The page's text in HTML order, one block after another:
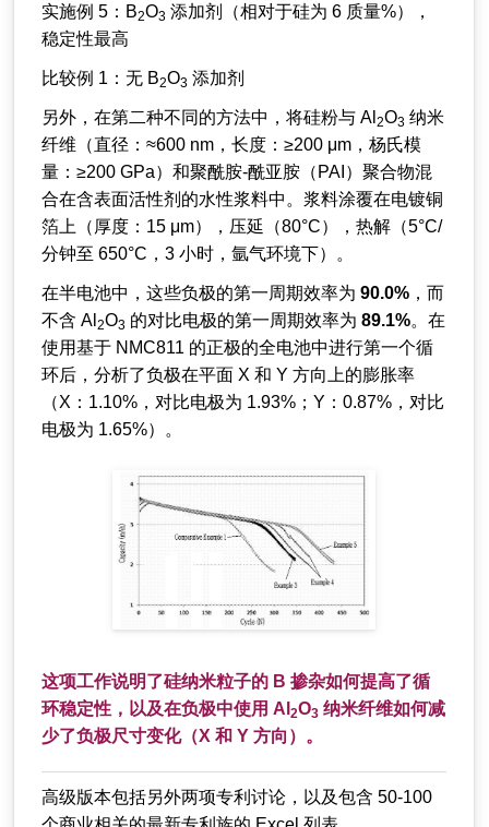
实施例 5：B2O3 添加剂（相对于硅为 6 质量%），
稳定性最高
比较例 1：无 B2O3 添加剂
另外，在第二种不同的方法中，将硅粉与 Al 2O3 纳米
纤维（直径：≈600 nm，长度：≥200 μm，杨氏模
量：≥200 GPa）和聚酰胺-酰亚胺（PAI）聚合物混
合在含表面活性剂的水性浆料中。浆料涂覆在电镀铜
箔上（厚度：15 μm），压延（80°C），热解（5°C/
分钟至 650°C，3 小时，氩气环境下）。
在半电池中，这些负极的第一周期效率为 90.0% ，而
不含 Al 2O3 的对比电极的第一周期效率为 89.1%。在
使用基于 NMC811 的正极的全电池中进行第一个循
环后，分析了负极在平面 X 和 Y 方向上的膨胀率
（X：1.10%，对比电极为 1.93%；Y：0.87%，对比
电极为 1.65%）。
这项工作说明了硅纳米粒子的 B 掺杂如何提高了循
环稳定性，以及在负极中使用 Al 2O3 纳米纤维如何减
少了负极尺寸变化（X 和 Y 方向）。
高级版本包括另外两项专利讨论，以及包含 50-100